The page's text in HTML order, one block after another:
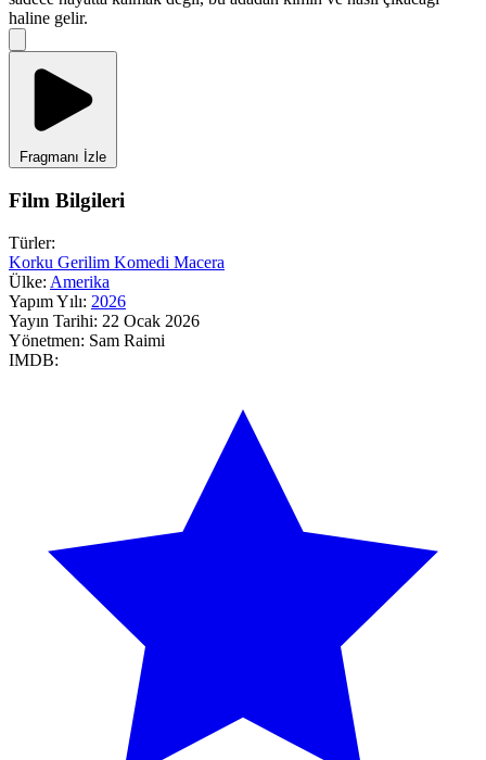
haline gelir.
Fragmanı İzle
Film Bilgileri
Türler:
Korku Gerilim Komedi Macera
Ülke: Amerika
Yapım Yılı: 2026
Yayın Tarihi: 22 Ocak 2026
Yönetmen: Sam Raimi
IMDB: